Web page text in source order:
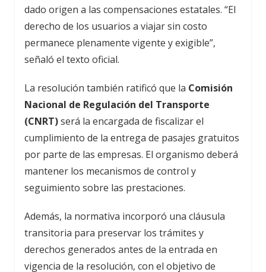
dado origen a las compensaciones estatales. “El
derecho de los usuarios a viajar sin costo
permanece plenamente vigente y exigible”,
señaló el texto oficial.
La resolución también ratificó que la Comisión
Nacional de Regulación del Transporte
(CNRT)será la encargada de fiscalizar el
cumplimiento de la entrega de pasajes gratuitos
por parte de las empresas. El organismo deberá
mantener los mecanismos de control y
seguimiento sobre las prestaciones.
Además, la normativa incorporó una cláusula
transitoria para preservar los trámites y
derechos generados antes de la entrada en
vigencia de la resolución, con el objetivo de